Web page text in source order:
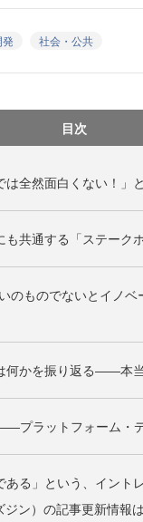
社会・公共
目次
は全然面白くない！」
も共通する「ステーク
のものでないとイノ
何かを振り返る――本
プラットフォーム・
ある」という、イント
ン）の記事更新情報